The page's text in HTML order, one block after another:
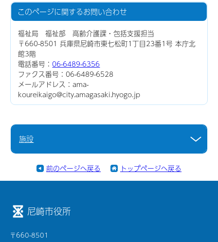
このページに関するお問い合わせ
福祉局 福祉部 高齢介護課・包括支援担当
〒660-8501 兵庫県尼崎市東七松町1丁目23番1号 本庁北
館3階
電話番号：06-6489-6356
ファクス番号：06-6489-6528
メールアドレス：ama-
koureikaigo@city.amagasaki.hyogo.jp
施設
前のページへ戻る トップページへ戻る
尼崎市役所
〒660-8501